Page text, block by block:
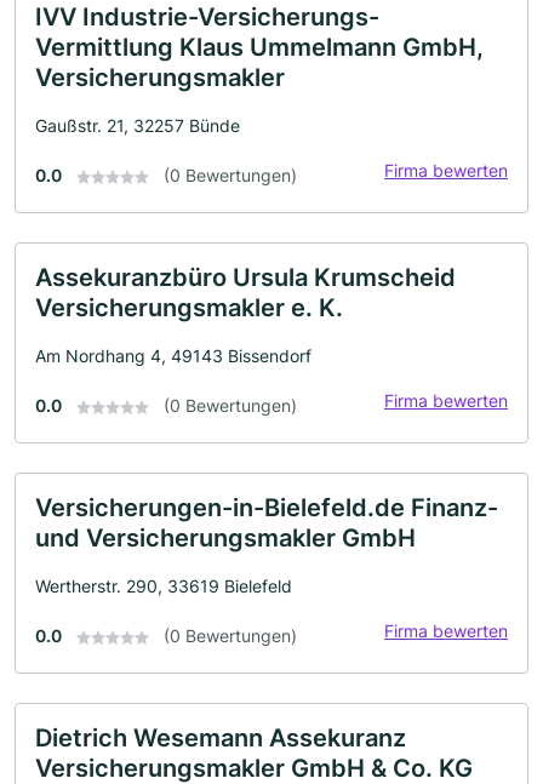
IVV Industrie-Versicherungs-
Vermittlung Klaus Ummelmann GmbH,
Versicherungsmakler
Gaußstr. 21, 32257 Bünde
0.0 (0 Bewertungen) Firma bewerten
Assekuranzbüro Ursula Krumscheid
Versicherungsmakler e. K.
Am Nordhang 4, 49143 Bissendorf
0.0 (0 Bewertungen) Firma bewerten
Versicherungen-in-Bielefeld.de Finanz-
und Versicherungsmakler GmbH
Wertherstr. 290, 33619 Bielefeld
0.0 (0 Bewertungen) Firma bewerten
Dietrich Wesemann Assekuranz
Versicherungsmakler GmbH & Co. KG